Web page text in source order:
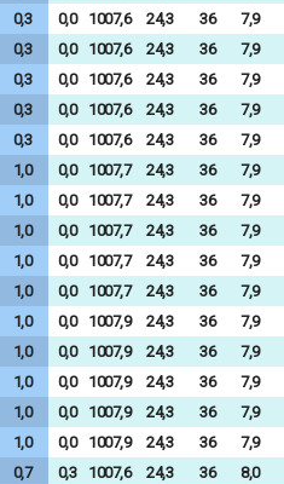
0,3 0,0 1007,6 24,3 36
7,9
0,3 0,0 1007,6 24,3 36
7,9
0,3 0,0 1007,6 24,3 36
7,9
0,3 0,0 1007,6 24,3 36
7,9
0,3 0,0 1007,6 24,3 36
7,9
1,0 0,0 1007,7 24,3 36
7,9
1,0 0,0 1007,7 24,3 36
7,9
1,0 0,0 1007,7 24,3 36
7,9
1,0 0,0 1007,7 24,3 36
7,9
1,0 0,0 1007,7 24,3 36
7,9
1,0 0,0 1007,9 24,3 36
7,9
1,0 0,0 1007,9 24,3 36
7,9
1,0 0,0 1007,9 24,3 36
7,9
1,0 0,0 1007,9 24,3 36
7,9
1,0 0,0 1007,9 24,3 36
7,9
0,7 0,3 1007,6 24,3 36
8,0